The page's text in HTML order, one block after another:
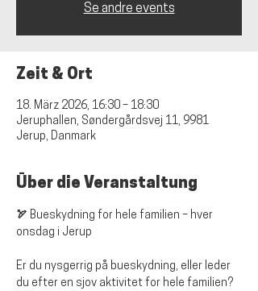
Se andre events
Zeit & Ort
18. März 2026, 16:30 – 18:30
Jeruphallen, Søndergårdsvej 11, 9981
Jerup, Danmark
Über die Veranstaltung
🏹 Bueskydning for hele familien – hver
onsdag i Jerup
Er du nysgerrig på bueskydning, eller leder
du efter en sjov aktivitet for hele familien?